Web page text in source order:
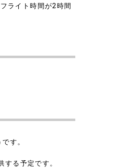
ライト時間が2時間
す。
る予定です。